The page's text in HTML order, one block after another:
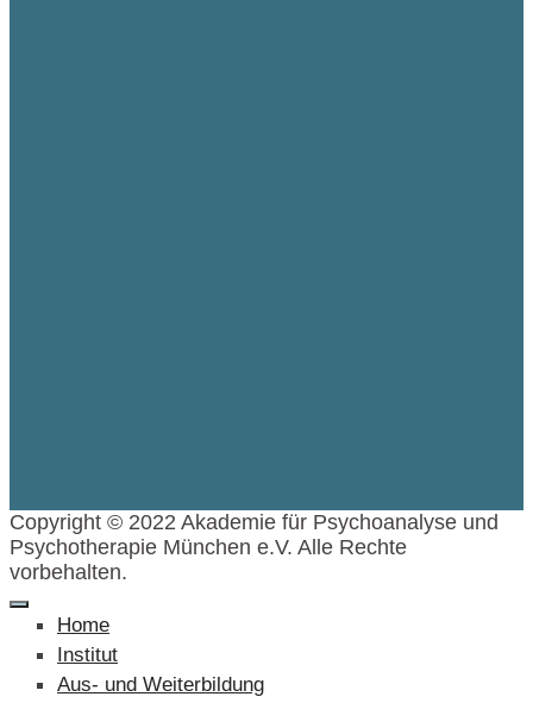
Copyright © 2022 Akademie für Psychoanalyse und
Psychotherapie München e.V. Alle Rechte
vorbehalten.
Home
Institut
Aus- und Weiterbildung